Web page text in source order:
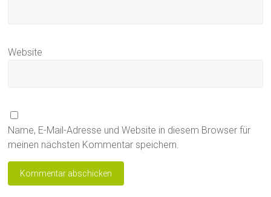
Website
Name, E-Mail-Adresse und Website in diesem Browser für
meinen nächsten Kommentar speichern.